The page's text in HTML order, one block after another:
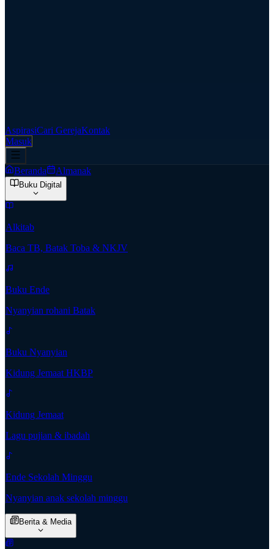
AspirasiCari GerejaKontak
Masuk
Beranda Almanak
Buku Digital
Alkitab
Baca TB, Batak Toba & NKJV
Buku Ende
Nyanyian rohani Batak
Buku Nyanyian
Kidung Jemaat HKBP
Kidung Jemaat
Lagu pujian & ibadah
Ende Sekolah Minggu
Nyanyian anak sekolah minggu
Berita & Media